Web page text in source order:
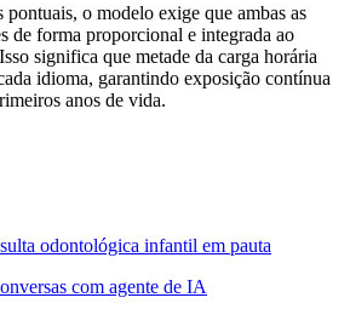
pontuais, o modelo exige que ambas as
de forma proporcional e integrada ao
significa que metade da carga horária
idioma, garantindo exposição contínua
anos de vida.
odontológica infantil em pauta
com agente de IA